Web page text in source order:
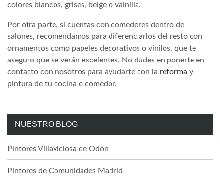
colores blancos, grises, beige o vainilla.
Por otra parte, si cuentas con comedores dentro de
salones, recomendamos para diferenciarlos del resto con
ornamentos como papeles decorativos o vinilos, que te
aseguro que se verán excelentes. No dudes en ponerte en
contacto con nosotros para ayudarte con la reforma y
pintura de tu cocina o comedor.
NUESTRO BLOG
Pintores Villaviciosa de Odón
Pintores de Comunidades Madrid